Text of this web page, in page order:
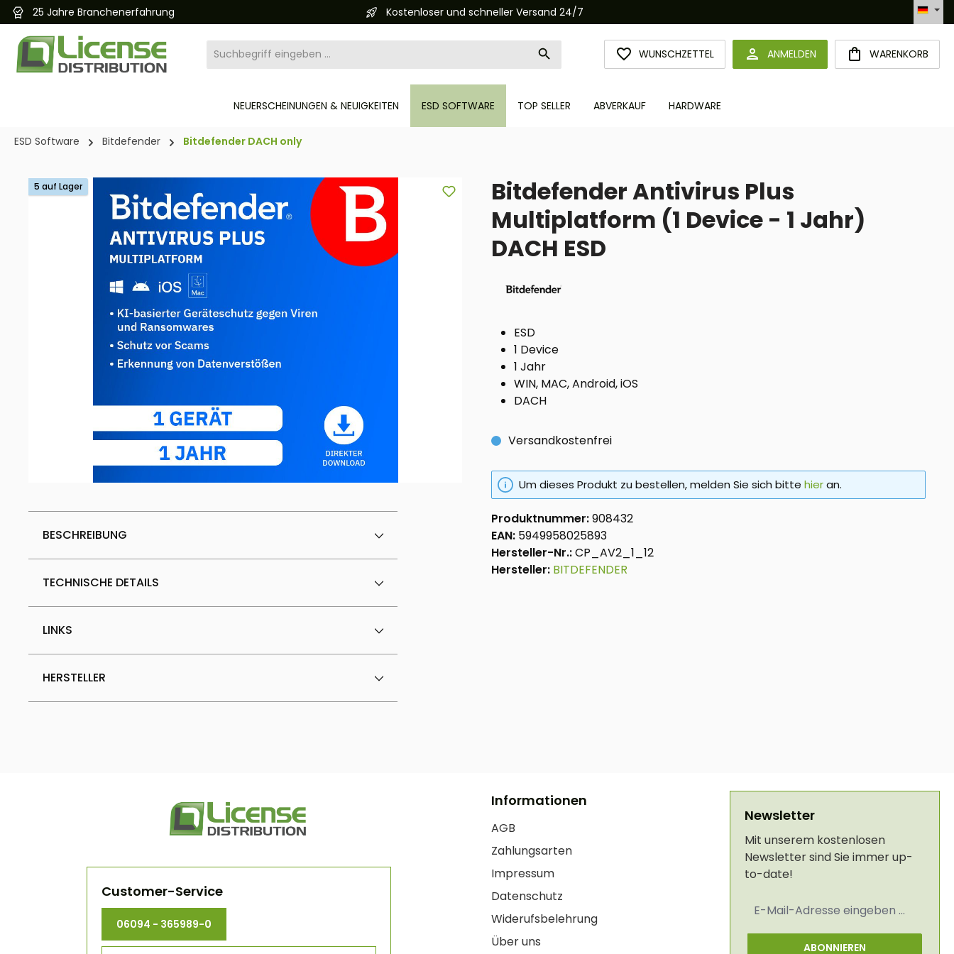
Zur Hauptnavigation springen
25 Jahre Branchenerfahrung Kostenloser und schneller Versand 24/7 Automatisierte Bestellabwicklung (API)
WUNSCHZETTELDU HAST 0 PRODUKTE AUF DEM MERKZETTEL
ANMELDEN WARENKORB
NEUERSCHEINUNGEN & NEUIGKEITEN ESD SOFTWARE TOP SELLER ABVERKAUF HARDWARE
ESD Software Bitdefender Bitdefender DACH only
Bildergalerie überspringen
5 auf Lager
BESCHREIBUNG
TECHNISCHE DETAILS
LINKS
HERSTELLER
Bitdefender Antivirus Plus
Multiplatform (1 Device - 1 Jahr)
DACH ESD
ESD
1 Device
1 Jahr
WIN, MAC, Android, iOS
DACH
Versandkostenfrei
Um dieses Produkt zu bestellen, melden Sie sich bitte hieran.
Produktnummer:908432
EAN: 5949958025893
Hersteller-Nr.:CP_AV2_1_12
Hersteller: BITDEFENDER
Customer-Service
06094 - 365989-0
Informationen
AGB
Zahlungsarten
Impressum
Datenschutz
Widerufsbelehrung
Über uns
Newsletter
Mit unserem kostenlosen
Newsletter sind Sie immer up-
to-date!
Mail-
ABONNIEREN